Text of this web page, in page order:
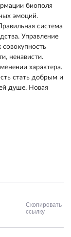
биополя
эмоций.
система
Управление
ненависти.
характера.
стать добрым и
душе. Новая
Скопировать
ссылку